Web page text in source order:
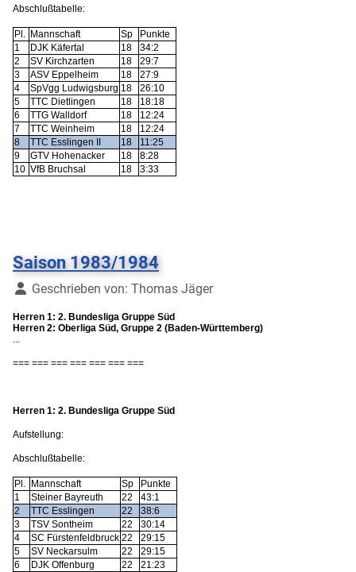
Abschlußtabelle:
Pl. Mannschaft Sp
Punkte
1
DJK Käfertal 18
34:2
2
SV Kirchzarten 18
29:7
3
ASV Eppelheim 18
27:9
4
SpVgg Ludwigsburg 18
26:10
5
TTC Dietlingen 18
18:18
6
TTG Walldorf 18
12:24
7
TTC Weinheim 18
12:24
8
TTC Esslingen II 18
11:25
9
GTV Hohenacker 18
8:28
10 VfB Bruchsal 18 3:33
Saison 1983/1984
DetailsGeschrieben von: Thomas Jäger
Herren 1: 2. Bundesliga Gruppe Süd
Herren 2: Oberliga Süd, Gruppe 2 (Baden-Württemberg)
...
=== === === === === === ===
Herren 1: 2. Bundesliga Gruppe Süd
Aufstellung:
Abschlußtabelle:
Pl. Mannschaft Sp
Punkte
1
Steiner Bayreuth 22
43:1
2
TTC Esslingen 22
38:6
3
TSV Sontheim 22
30:14
4
SC Fürstenfeldbruck 22
29:15
5
SV Neckarsulm 22
29:15
6
DJK Offenburg 22
21:23